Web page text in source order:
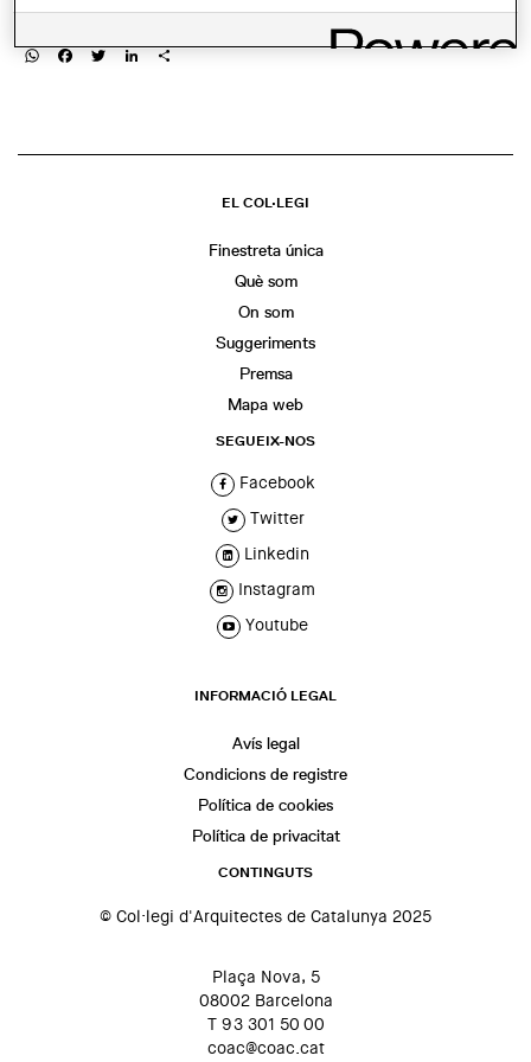
WhatsApp
Facebook
TwitterLinkedIn
Share
EL COL·LEGI
Finestreta única
Què som
On som
Suggeriments
Premsa
Mapa web
SEGUEIX-NOS
Facebook
Twitter
Linkedin
Instagram
Youtube
INFORMACIÓ LEGAL
Avís legal
Condicions de registre
Política de cookies
Política de privacitat
CONTINGUTS
© Col·legi d'Arquitectes de Catalunya 2025
Plaça Nova, 5
08002 Barcelona
T 93 301 50 00
coac@coac.cat